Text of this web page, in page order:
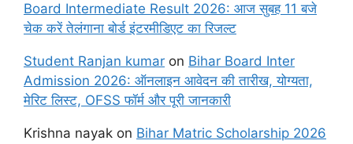
Board Intermediate Result 2026: आज सुबह 11 बजे
चेक करें तेलंगाना बोर्ड इंटरमीडिएट का रिजल्ट
Student Ranjan kumar on Bihar Board Inter
Admission 2026: ऑनलाइन आवेदन की तारीख, योग्यता,
मेरिट लिस्ट, OFSS फॉर्म और पूरी जानकारी
Krishna nayak on Bihar Matric Scholarship 2026